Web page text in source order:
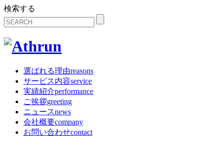
検索する
選ばれる理由reasons
サービス内容service
実績紹介performance
ご挨拶greeting
ニュースnews
会社概要company
お問い合わせcontact